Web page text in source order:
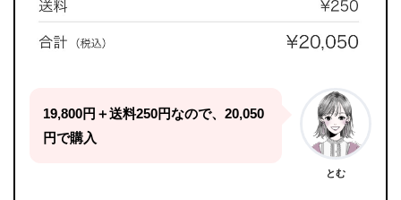
19,800円＋送料250円なので、20,050
円で購入
とむ